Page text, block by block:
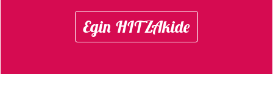
Egin HITZAkide